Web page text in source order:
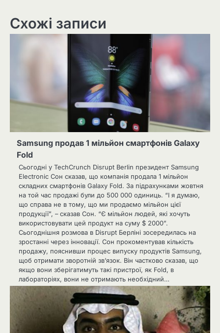
Схожі записи
Samsung продав 1 мільйон смартфонів Galaxy
Fold
Сьогодні у TechCrunch Disrupt Berlin президент Samsung
Electronic Сон сказав, що компанія продала 1 мільйон
складних смартфонів Galaxy Fold. За підрахунками жовтня
на той час продажі були до 500 000 одиниць. “І я думаю,
що справа не в тому, що ми продаємо мільйон цієї
продукції”, – сказав Сон. “Є мільйон людей, які хочуть
використовувати цей продукт на суму $ 2000”.
Сьогоднішня розмова в Disrupt Берліні зосередилась на
зростанні через інновації. Сон прокоментував кількість
продажу, пояснивши процес випуску продуктів Samsung,
щоб отримати зворотній зв’язок. Він частково сказав, що
якщо вони зберігатимуть такі пристрої, як Fold, в
лабораторіях, вони не отримають необхідний…